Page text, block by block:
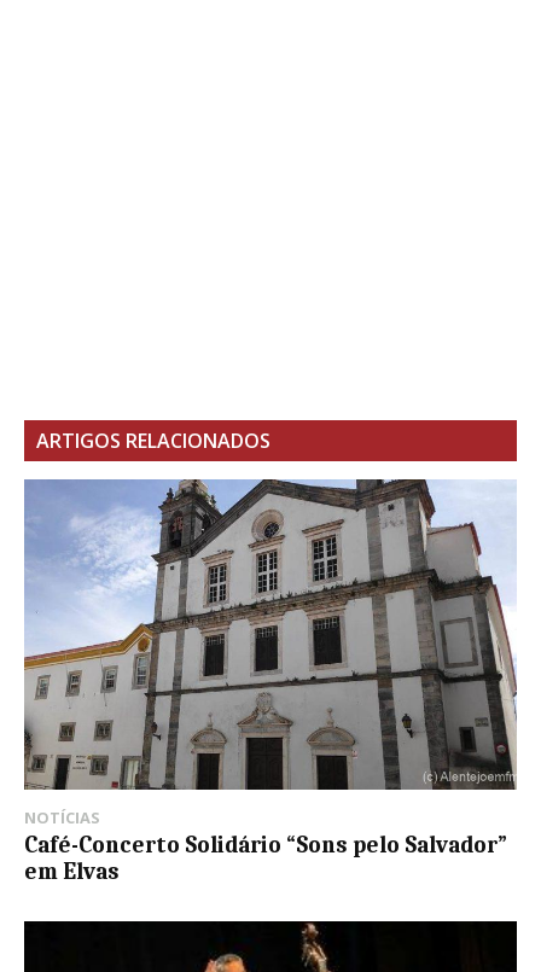
ARTIGOS RELACIONADOS
NOTÍCIAS
Café-Concerto Solidário “Sons pelo Salvador”
em Elvas